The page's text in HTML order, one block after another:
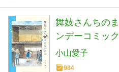
舞妓さんちの
ンデーコミッ
小山愛子
984